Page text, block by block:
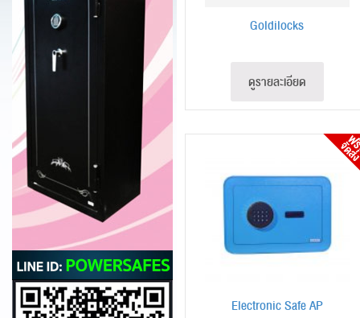
Goldilocks
ดูรายละเอียด
Electronic Safe AP